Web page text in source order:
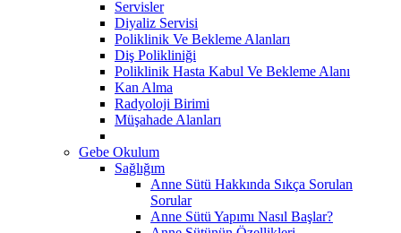
Servisler
Diyaliz Servisi
Poliklinik Ve Bekleme Alanları
Diş Polikliniği
Poliklinik Hasta Kabul Ve Bekleme Alanı
Kan Alma
Radyoloji Birimi
Müşahade Alanları
Gebe Okulum
Sağlığım
Anne Sütü Hakkında Sıkça Sorulan
Sorular
Anne Sütü Yapımı Nasıl Başlar?